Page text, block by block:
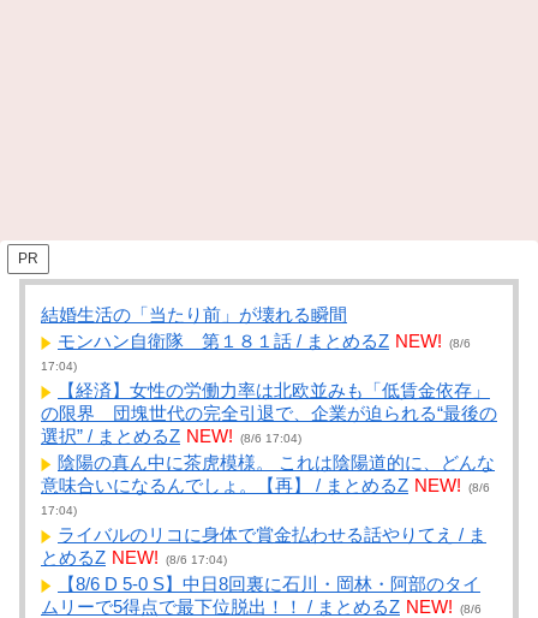
PR
結婚生活の「当たり前」が壊れる瞬間
モンハン自衛隊 第１８１話 / まとめるZ NEW!
(8/6
17:04)
【経済】女性の労働力率は北欧並みも「低賃金依存」
の限界 団塊世代の完全引退で、企業が迫られる“最後の
選択” / まとめるZ NEW! (8/6 17:04)
陰陽の真ん中に茶虎模様。 これは陰陽道的に、どんな
意味合いになるんでしょ。【再】 / まとめるZ NEW!
(8/6
17:04)
ライバルのリコに身体で賞金払わせる話やりてえ / ま
とめるZ NEW! (8/6 17:04)
【8/6 D 5-0 S】中日8回裏に石川・岡林・阿部のタイ
ムリーで5得点で最下位脱出！！ / まとめるZ NEW!
(8/6